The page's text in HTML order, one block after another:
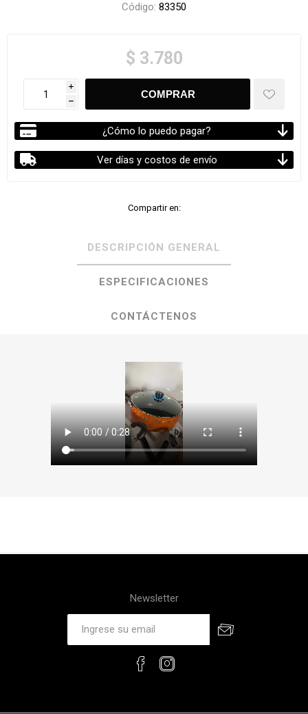
Código: 83350
$ 3.780
i
h
¿Cómo lo puedo pagar?
Ver días y costos de envío
Compartir en:
DESCRIPCIÓN GENERAL
ESPECIFICACIONES
CONTÁCTENOS
Newsletter